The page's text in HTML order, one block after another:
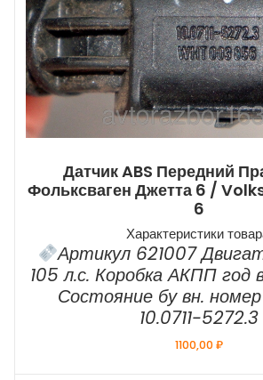
Датчик ABS Передний
Фольксваген Джетта 6 /
6
Характеристики
Артикул 621007
105 л.с. Коробка АКПП год
Состояние бу вн.
10.0711-5272.3
1100,00₽